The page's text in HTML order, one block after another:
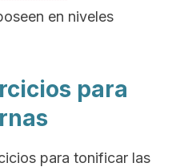
en niveles
para
para tonificar las